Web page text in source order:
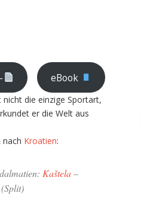
eBook
die einzige Sportart,
er die Welt aus
nach Kroatien:
Kaštela–